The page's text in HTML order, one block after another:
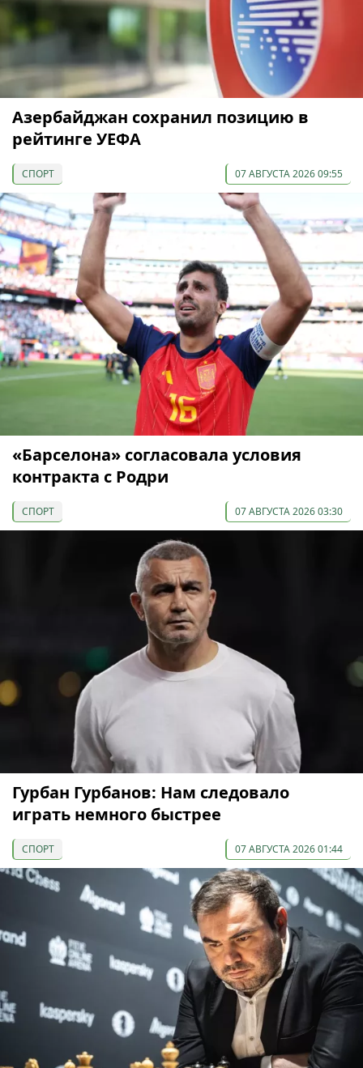
Азербайджан сохранил позицию в
рейтинге УЕФА
СПОРТ 07 АВГУСТА 2026 09:55
«Барселона» согласовала условия
контракта с Родри
СПОРТ 07 АВГУСТА 2026 03:30
Гурбан Гурбанов: Нам следовало
играть немного быстрее
СПОРТ 07 АВГУСТА 2026 01:44